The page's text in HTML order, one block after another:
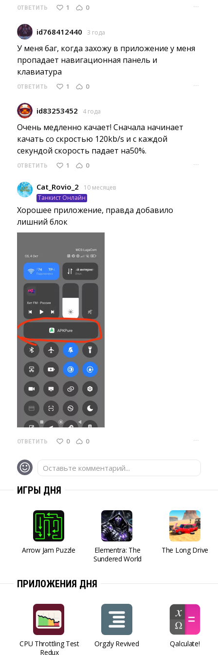
ОТВЕТИТЬ 1 0 ···
id768412440 3 года
У меня баг, когда захожу в приложение у меня
пропадает навигационная панель и
клавиатура
ОТВЕТИТЬ 1 0 ···
id83253452 4 года
Очень медленно качает! Сначала начинает
качать со скростью 120kb/s и с каждой
секундой скорость падает на50%.
ОТВЕТИТЬ 1 0 ···
Cat_Rovio_2
10 месяцев
Танкист Онлайн
Хорошее приложение, правда добавило
лишний блок
ОТВЕТИТЬ 0 0 ···
Оставьте комментарий...
ИГРЫ ДНЯ
Arrow Jam Puzzle
Elementra: The
Sundered World
The Long Drive
ПРИЛОЖЕНИЯ ДНЯ
CPU Throttling Test
Redux
Orgzly Revived Qalculate!